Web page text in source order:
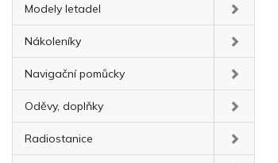
Modely letadel
Nákoleníky
Navigační pomůcky
Oděvy, doplňky
Radiostanice